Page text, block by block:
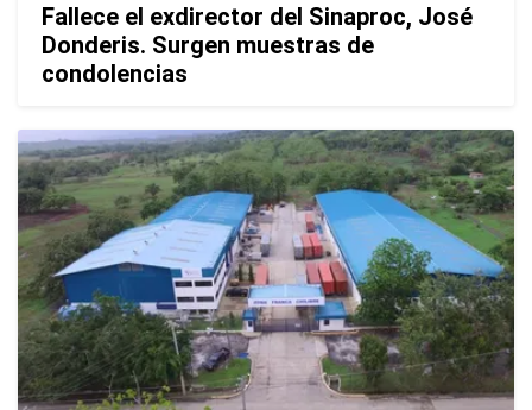
Fallece el exdirector del Sinaproc, José
Donderis. Surgen muestras de
condolencias